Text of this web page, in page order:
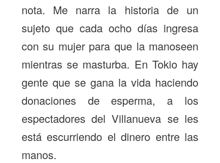
nota. Me narra la historia de un
sujeto que cada ocho días ingresa
con su mujer para que la manoseen
mientras se masturba. En Tokio hay
gente que se gana la vida haciendo
donaciones de esperma, a los
espectadores del Villanueva se les
está escurriendo el dinero entre las
manos.